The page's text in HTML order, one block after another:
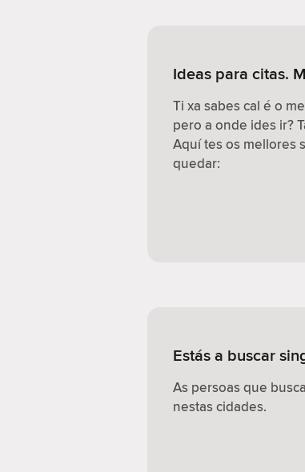
Ideas para citas.
Ti xa sabes cal é o
pero a onde ides ir?
Aquí tes os mellores
quedar:
Estás a buscar
As persoas que
nestas cidades.